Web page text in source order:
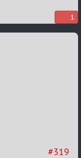
1
#319